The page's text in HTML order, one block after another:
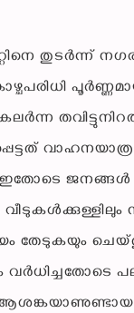
തുടർന്ന്
ഇതോടെ ജനങ്ങൾ
തേടുകയും